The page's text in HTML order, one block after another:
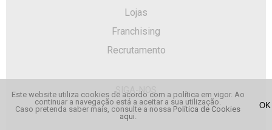
Lojas
Franchising
Recrutamento
SIGA-NOS
Facebook
Este website utiliza cookies de acordo com a política em vigor. Ao
continuar a navegação está a aceitar a sua utilização.
Caso pretenda saber mais, consulte a nossa Política de Cookies
aqui.